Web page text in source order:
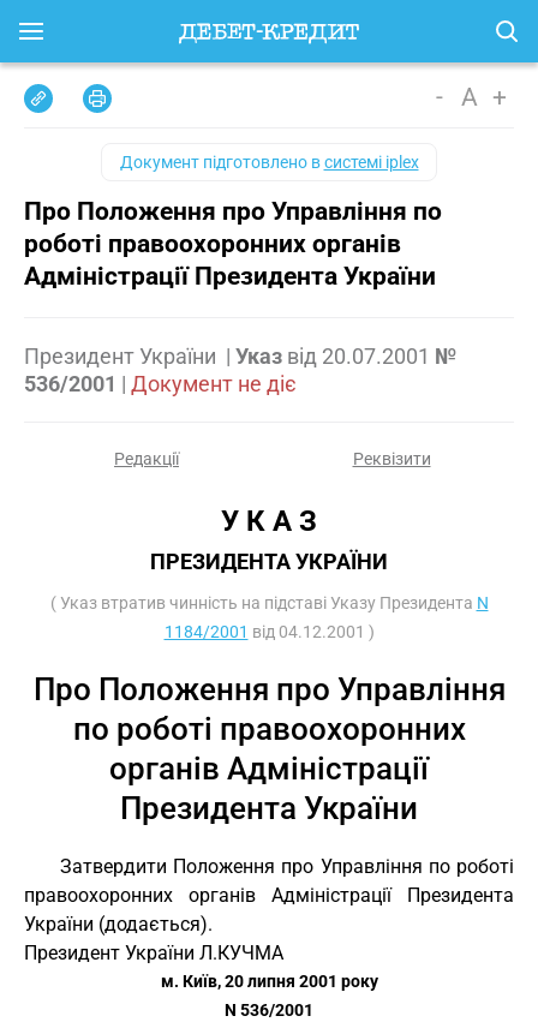
- A +
Документ підготовлено всистемі iplex
Про Положення про Управління по
роботі правоохоронних органів
Адміністрації Президента України
Президент України | Указ від 20.07.2001 №
536/2001 | Документ не діє
Редакції Реквізити
У К А З
ПРЕЗИДЕНТА УКРАЇНИ
( Указ втратив чинність на підставі Указу Президента N
1184/2001 від 04.12.2001 )
Про Положення про Управління
по роботі правоохоронних
органів Адміністрації
Президента України
Затвердити Положення про Управління по роботі
правоохоронних органів Адміністрації Президента
України (додається).
Президент України Л.КУЧМА
м. Київ, 20 липня 2001 року
N 536/2001